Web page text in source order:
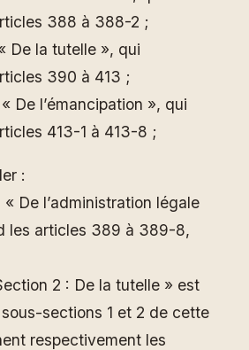
388 à 388-2 ;
De la tutelle », qui
390 à 413 ;
De l’émancipation », qui
413-1 à 413-8 ;
:
« De l’administration légale
les articles 389 à 389-8,
2 : De la tutelle » est
sections 1 et 2 de cette
respectivement les